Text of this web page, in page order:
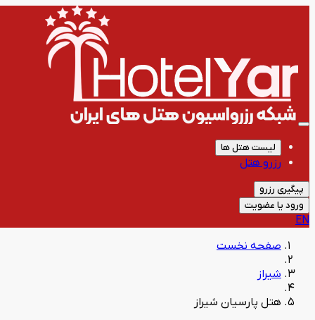
لیست هتل ها
رزرو هتل
پیگیری رزرو
ورود یا عضویت
EN
صفحه نخست
شیراز
هتل پارسیان شیراز